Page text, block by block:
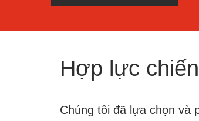
Hợp lực
Chúng tôi đã lựa chọn và